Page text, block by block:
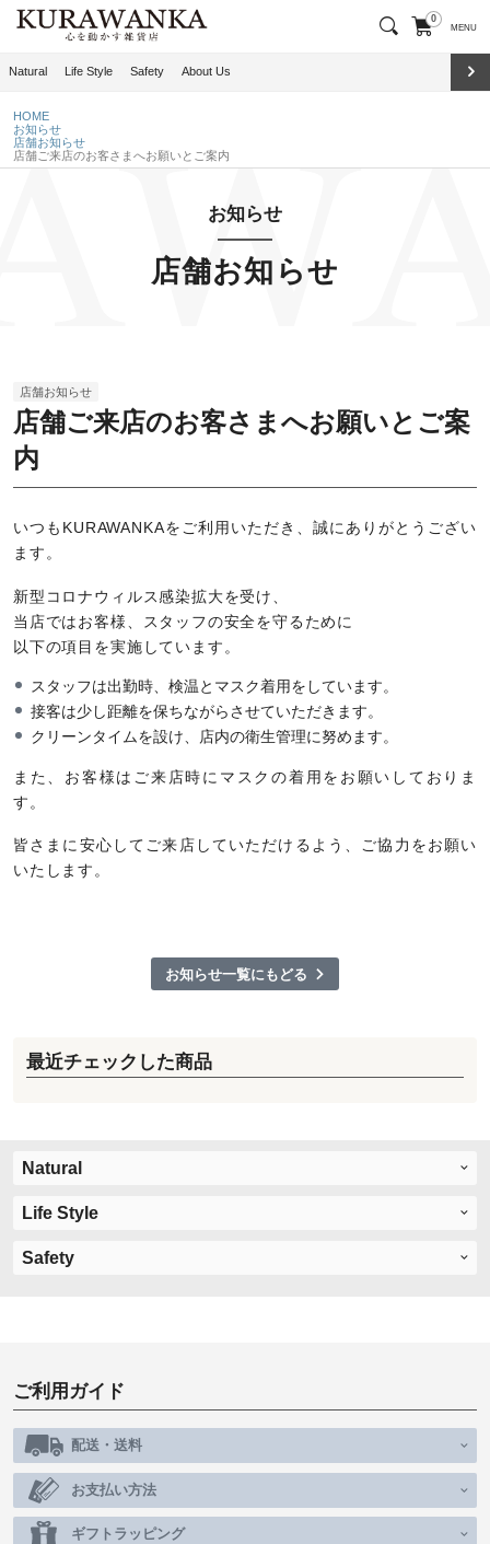
0
MENU
Natural Life Style Safety About Us
HOME
お知らせ
店舗お知らせ
店舗ご来店のお客さまへお願いとご案内
お知らせ
店舗お知らせ
Natural
Life Style
Safety
店舗お知らせ
店舗ご来店のお客さまへお願いとご案
内
いつもKURAWANKAをご利用いただき、誠にありがとうござい
ます。
新型コロナウィルス感染拡大を受け、
当店ではお客様、スタッフの安全を守るために
以下の項目を実施しています。
スタッフは出勤時、検温とマスク着用をしています。
接客は少し距離を保ちながらさせていただきます。
クリーンタイムを設け、店内の衛生管理に努めます。
また、お客様はご来店時にマスクの着用をお願いしておりま
す。
皆さまに安心してご来店していただけるよう、ご協力をお願い
いたします。
お知らせ一覧にもどる
最近チェックした商品
ご利用ガイド
配送・送料
お支払い方法
ギフトラッピング